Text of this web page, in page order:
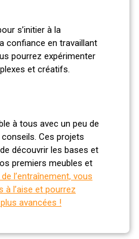
s’initier à la
confiance en travaillant
pourrez expérimenter
et créatifs.
à tous avec un peu de
Ces projets
découvrir les bases et
premiers meubles et
l’entraînement, vous
à l’aise et pourrez
avancées !